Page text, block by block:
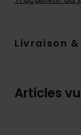
Livraison
Articles